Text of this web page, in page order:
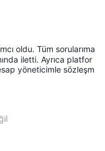
oldu. Tüm sorularıma
iletti. Ayrıca platfor
yöneticimle sözleşm